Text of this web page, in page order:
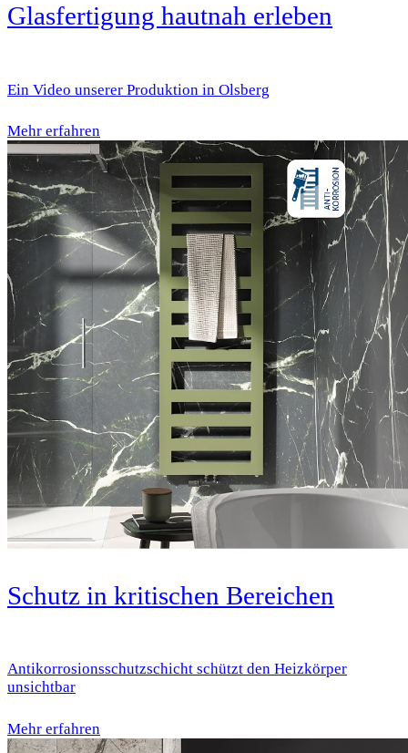
Glasfertigung hautnah erleben
Ein Video unserer Produktion in Olsberg
Mehr erfahren
Schutz in kritischen Bereichen
Antikorrosionsschutzschicht schützt den Heizkörper
unsichtbar
Mehr erfahren